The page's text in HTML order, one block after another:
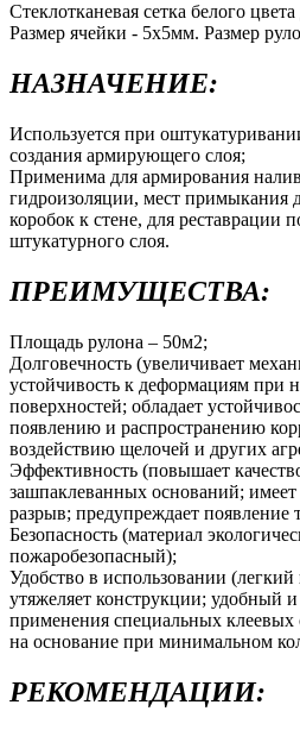
Стеклотканевая сетка белого
Размер ячейки - 5х5мм. Размер
НАЗНАЧЕНИЕ:
Используется при
создания армирующего слоя;
Применима для армирования
гидроизоляции, мест примыкания
коробок к стене, для реставрации
штукатурного слоя.
ПРЕИМУЩЕСТВА:
Площадь рулона – 50м2;
Долговечность (увеличивает
устойчивость к деформациям при
поверхностей; обладает
появлению и распространению
воздействию щелочей и других
Эффективность (повышает
зашпаклеванных оснований;
разрыв; предупреждает появление
Безопасность (материал
пожаробезопасный);
Удобство в использовании (легкий
утяжеляет конструкции; удобный
применения специальных клеевых
на основание при минимальном
РЕКОМЕНДАЦИИ: